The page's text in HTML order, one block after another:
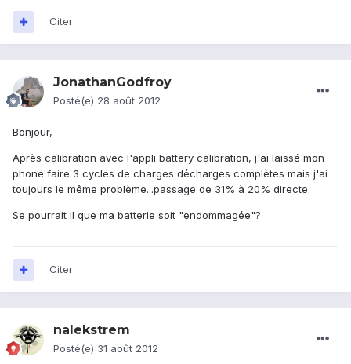
Citer
JonathanGodfroy
Posté(e) 28 août 2012
Bonjour,
Après calibration avec l'appli battery calibration, j'ai laissé mon
phone faire 3 cycles de charges décharges complètes mais j'ai
toujours le même problème...passage de 31% à 20% directe.
Se pourrait il que ma batterie soit "endommagée"?
Citer
nalekstrem
Posté(e) 31 août 2012